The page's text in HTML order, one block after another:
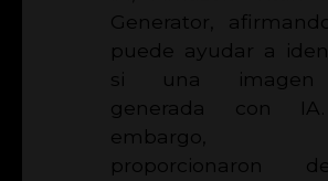
Generator,
puede ayudar a
si una
generada con
embargo,
proporcionaron